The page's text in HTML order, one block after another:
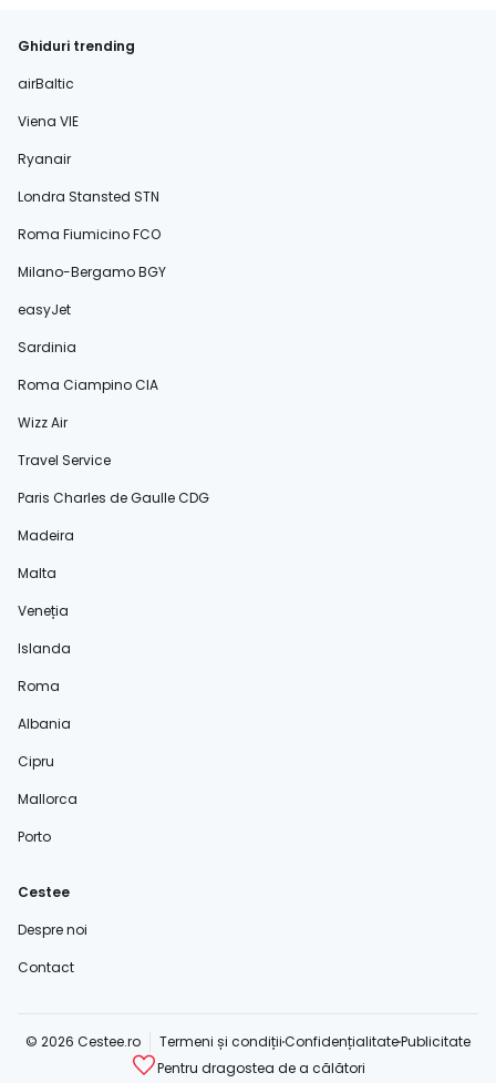
Ghiduri trending
airBaltic
Viena VIE
Ryanair
Londra Stansted STN
Roma Fiumicino FCO
Milano-Bergamo BGY
easyJet
Sardinia
Roma Ciampino CIA
Wizz Air
Travel Service
Paris Charles de Gaulle CDG
Madeira
Malta
Veneția
Islanda
Roma
Albania
Cipru
Mallorca
Porto
Cestee
Despre noi
Contact
© 2026 Cestee.ro Termeni și condițiiConfidențialitatePublicitate
Pentru dragostea de a călători